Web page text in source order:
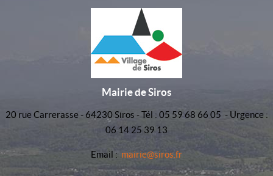
Mairie de Siros
20 rue Carrerasse - 64230 Siros - Tél : 05 59 68 66 05 - Urgence :
06 14 25 39 13
Email : mairie@siros.fr